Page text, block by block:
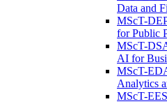
Data and
MScT-
for Public
MScT-
AI for
MScT-
Analytics
MScT-